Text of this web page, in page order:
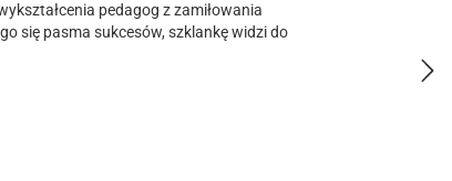
pedagog z zamiłowania
się pasma sukcesów, szklankę widzi do